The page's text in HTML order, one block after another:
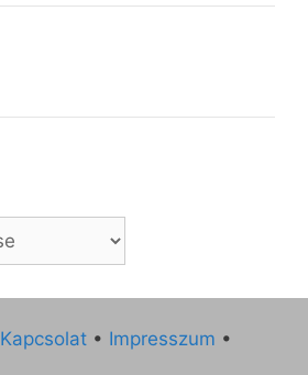
Kapcsolat • Impresszum •